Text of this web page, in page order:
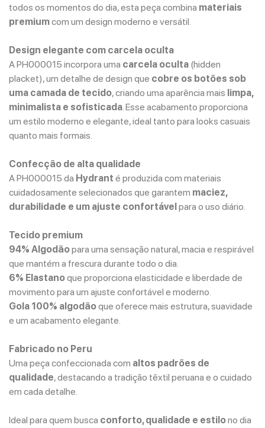
todos os momentos do dia, esta peça combina materiais
premiumcom um design moderno e versátil.
Design elegante com carcela oculta
A PH000015 incorpora uma carcela oculta (hidden
placket), um detalhe de design que cobre os botões sob
uma camada de tecido, criando uma aparência mais limpa,
minimalista e sofisticada. Esse acabamento proporciona
um estilo moderno e elegante, ideal tanto para looks casuais
quanto mais formais.
Confecção de alta qualidade
A PH000015 da Hydrant é produzida com materiais
cuidadosamente selecionados que garantem maciez,
durabilidade e um ajuste confortávelpara o uso diário.
Tecido premium
94% Algodãopara uma sensação natural, macia e respirável
que mantém a frescura durante todo o dia.
6% Elastanoque proporciona elasticidade e liberdade de
movimento para um ajuste confortável e moderno.
Gola 100% algodãoque oferece mais estrutura, suavidade
e um acabamento elegante.
Fabricado no Peru
Uma peça confeccionada com altos padrões de
qualidade, destacando a tradição têxtil peruana e o cuidado
em cada detalhe.
Ideal para quem busca conforto, qualidade e estilono dia